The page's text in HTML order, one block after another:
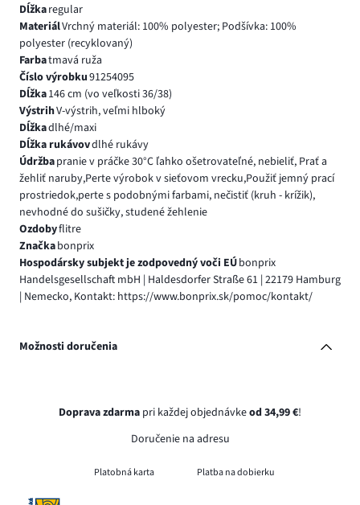
Dĺžkaregular
MateriálVrchný materiál: 100% polyester; Podšívka: 100%
polyester (recyklovaný)
Farbatmavá ruža
Číslo výrobku91254095
Dĺžka146 cm (vo veľkosti 36/38)
VýstrihV-výstrih, veľmi hlboký
Dĺžkadlhé/maxi
Dĺžka rukávovdlhé rukávy
Údržbapranie v práčke 30°C ľahko ošetrovateľné, nebieliť, Prať a
žehliť naruby,Perte výrobok v sieťovom vrecku,Použiť jemný prací
prostriedok,perte s podobnými farbami, nečistiť (kruh - krížik),
nevhodné do sušičky, studené žehlenie
Ozdobyflitre
Značkabonprix
Hospodársky subjekt je zodpovedný voči EÚbonprix
Handelsgesellschaft mbH | Haldesdorfer Straße 61 | 22179 Hamburg
| Nemecko, Kontakt: https://www.bonprix.sk/pomoc/kontakt/
Možnosti doručenia
Doprava zdarma pri každej objednávkeod 34,99 €!
Doručenie na adresu
Platobná karta Platba na dobierku